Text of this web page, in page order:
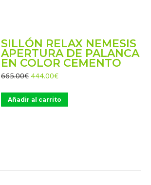
SILLÓN RELAX NEMESIS
APERTURA DE PALANCA
EN COLOR CEMENTO
665.00€ El
original
era:
444.00€El
actual
es:
Añadir al carrito